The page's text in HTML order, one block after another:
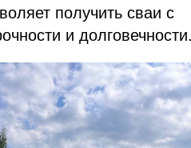
получить сваи с
и долговечности.